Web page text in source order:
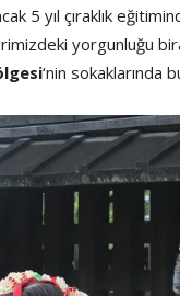
5 yıl çıraklık
yorgunluğu
‘nin sokaklarında